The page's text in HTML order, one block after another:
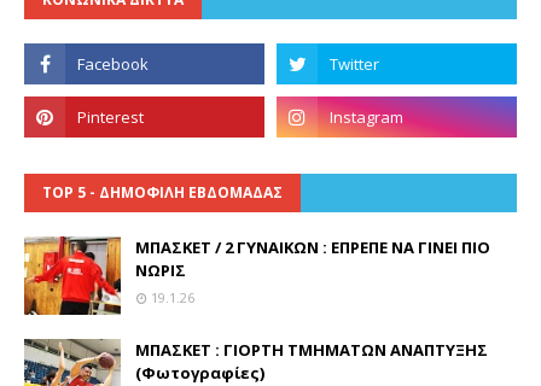
TOP 5 - ΔΗΜΟΦΙΛΗ ΕΒΔΟΜΑΔΑΣ
ΜΠΑΣΚΕΤ / 2 ΓΥΝΑΙΚΩΝ : ΕΠΡΕΠΕ ΝΑ ΓΙΝΕΙ ΠΙΟ
ΝΩΡΙΣ
19.1.26
ΜΠΑΣΚΕΤ : ΓΙΟΡΤΗ ΤΜΗΜΑΤΩΝ ΑΝΑΠΤΥΞΗΣ
(Φωτογραφίες)